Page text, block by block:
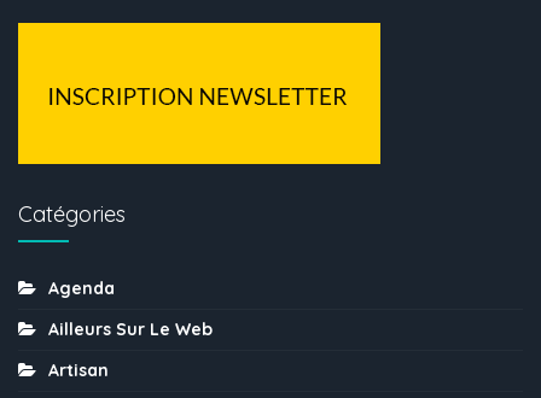
Catégories
Agenda
Ailleurs Sur Le Web
Artisan